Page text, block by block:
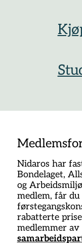
Nidaros har
Bondelaget,
og
medlem, får
rabatterte
medlemmer av